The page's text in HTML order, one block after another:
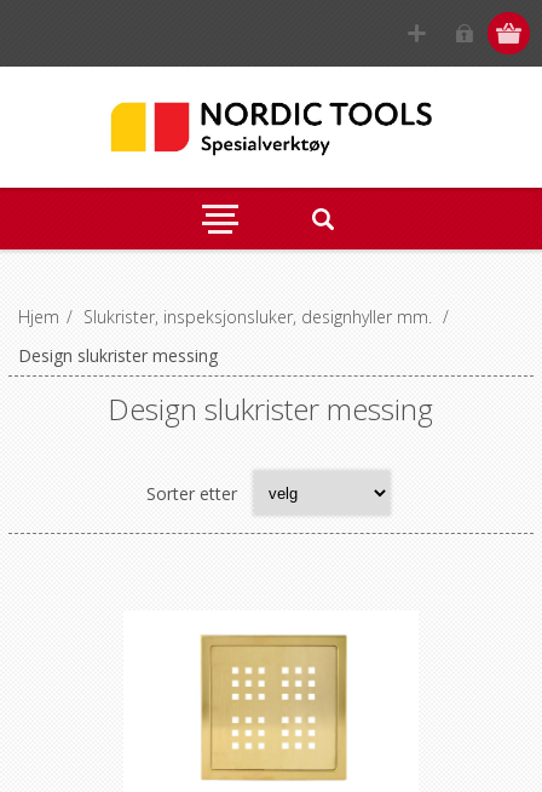
Hjem / Slukrister, inspeksjonsluker, designhyller mm. /
Design slukrister messing
Design slukrister messing
Sorter etter